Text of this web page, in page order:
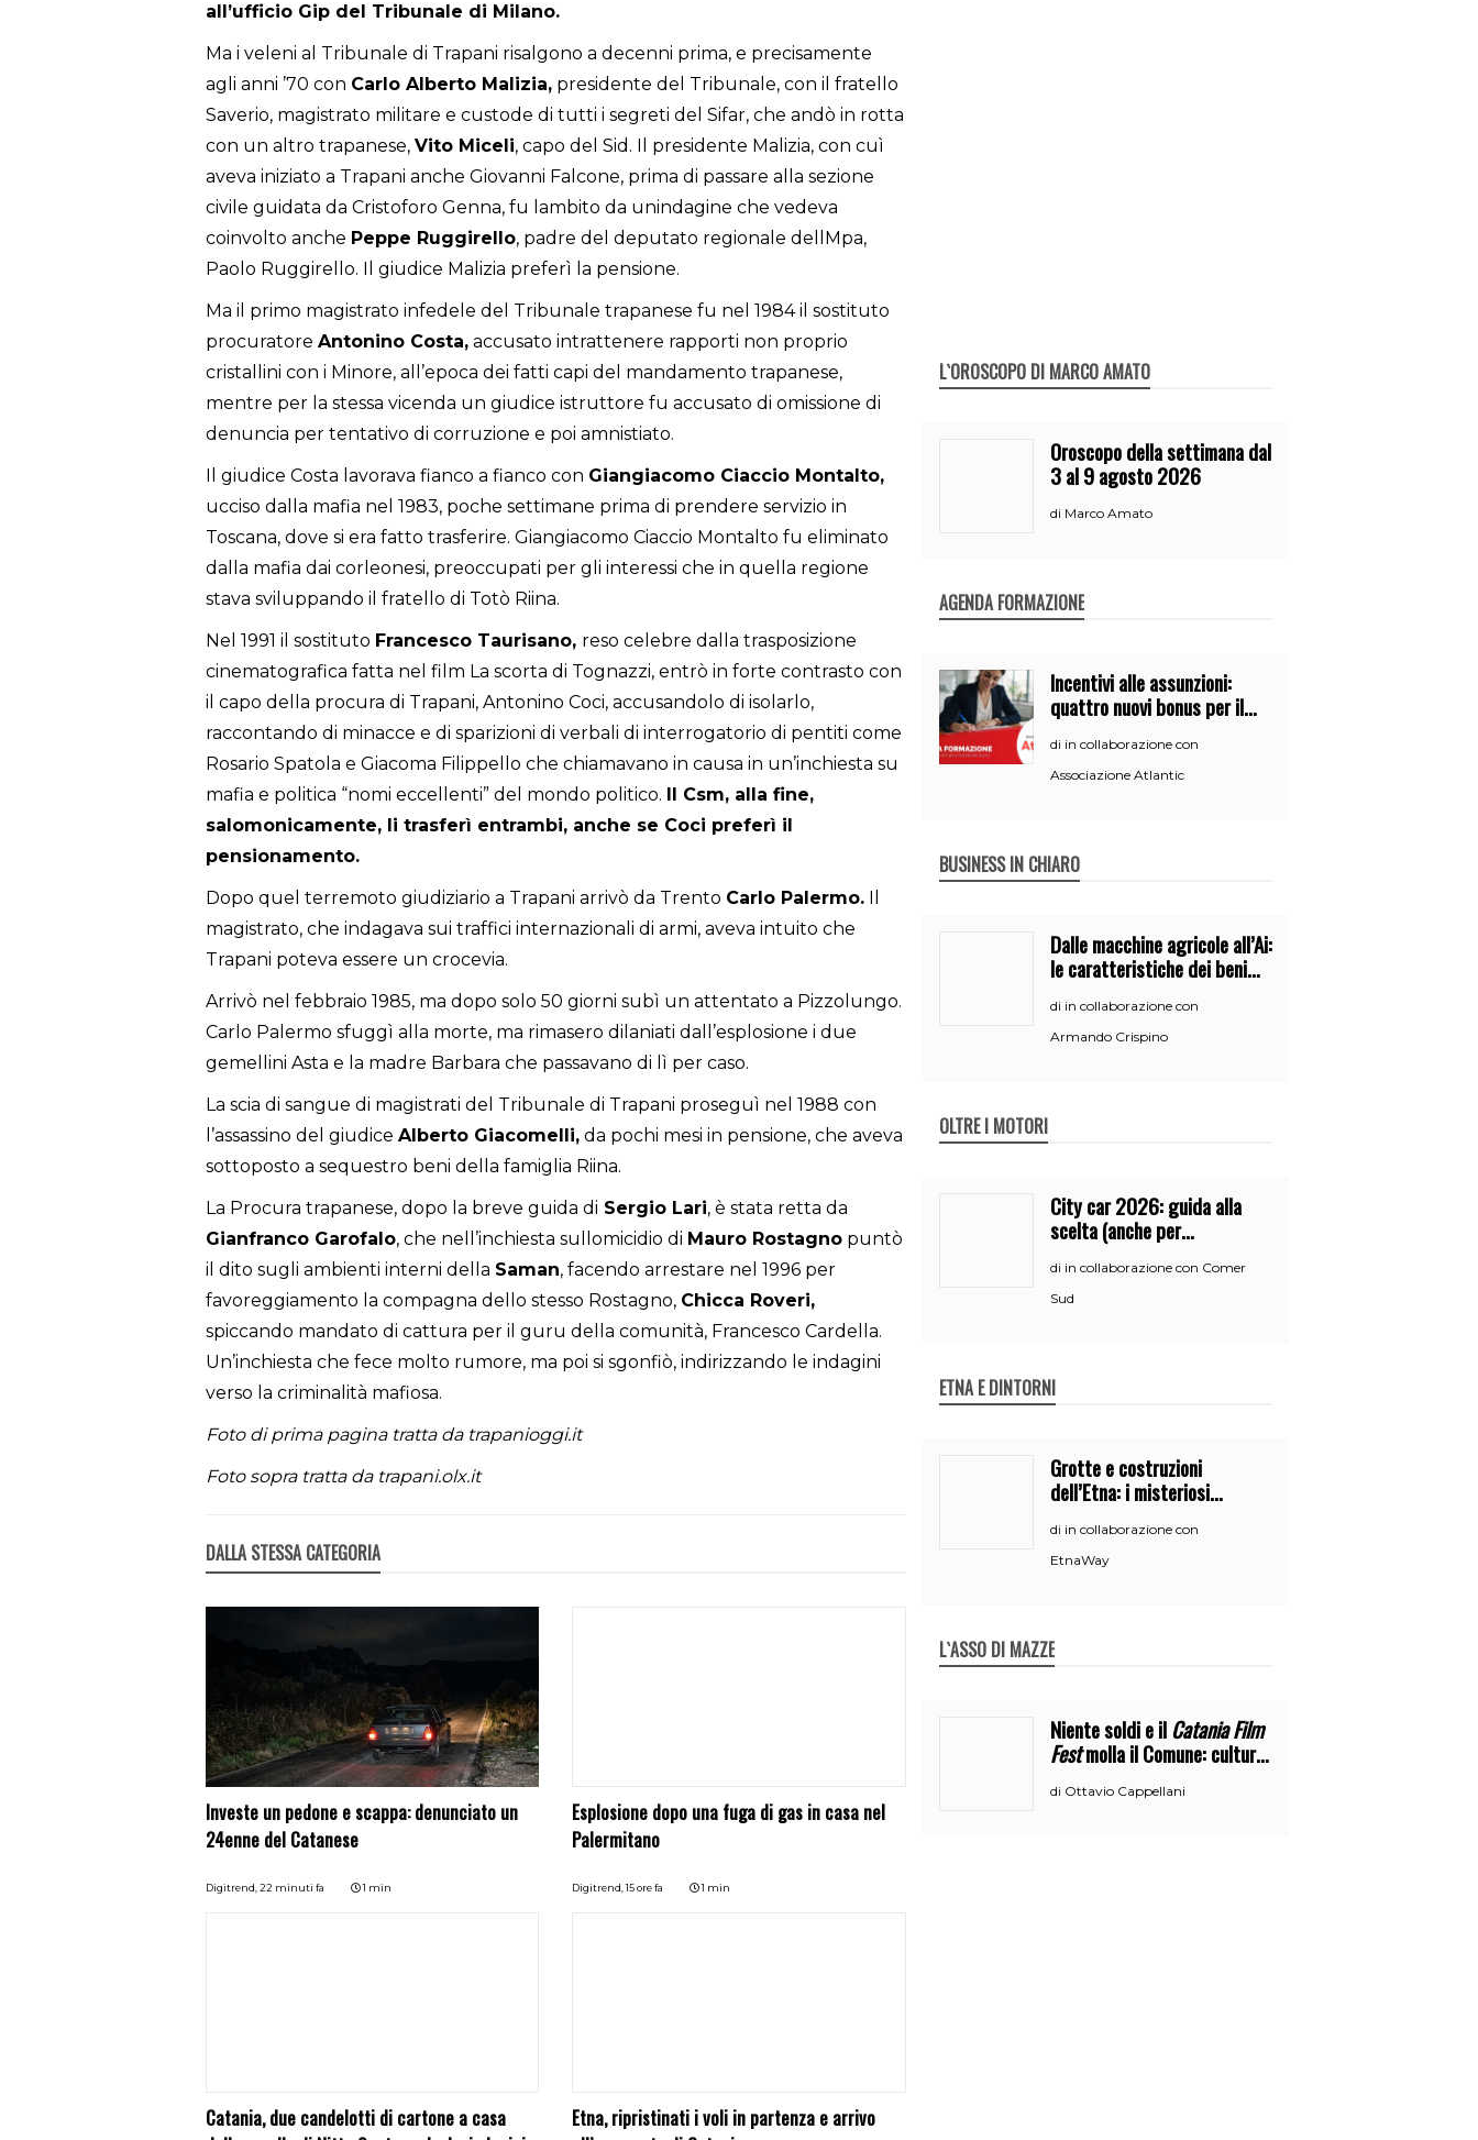
all’ufficio Gip del Tribunale di Milano.
Ma i veleni al Tribunale di Trapani risalgono a decenni prima, e precisamente
agli anni ’70 con Carlo Alberto Malizia, presidente del Tribunale, con il fratello
Saverio, magistrato militare e custode di tutti i segreti del Sifar, che andò in rotta
con un altro trapanese, Vito Miceli, capo del Sid. Il presidente Malizia, con cuì
aveva iniziato a Trapani anche Giovanni Falcone, prima di passare alla sezione
civile guidata da Cristoforo Genna, fu lambito da unindagine che vedeva
coinvolto anche Peppe Ruggirello, padre del deputato regionale dellMpa,
Paolo Ruggirello. Il giudice Malizia preferì la pensione.
Ma il primo magistrato infedele del Tribunale trapanese fu nel 1984 il sostituto
procuratore Antonino Costa, accusato intrattenere rapporti non proprio
cristallini con i Minore, all’epoca dei fatti capi del mandamento trapanese,
mentre per la stessa vicenda un giudice istruttore fu accusato di omissione di
denuncia per tentativo di corruzione e poi amnistiato.
Il giudice Costa lavorava fianco a fianco con Giangiacomo Ciaccio Montalto,
ucciso dalla mafia nel 1983, poche settimane prima di prendere servizio in
Toscana, dove si era fatto trasferire. Giangiacomo Ciaccio Montalto fu eliminato
dalla mafia dai corleonesi, preoccupati per gli interessi che in quella regione
stava sviluppando il fratello di Totò Riina.
Nel 1991 il sostituto Francesco Taurisano, reso celebre dalla trasposizione
cinematografica fatta nel film La scorta di Tognazzi, entrò in forte contrasto con
il capo della procura di Trapani, Antonino Coci, accusandolo di isolarlo,
raccontando di minacce e di sparizioni di verbali di interrogatorio di pentiti come
Rosario Spatola e Giacoma Filippello che chiamavano in causa in un’inchiesta su
mafia e politica “nomi eccellenti” del mondo politico. Il Csm, alla fine,
salomonicamente, li trasferì entrambi, anche se Coci preferì il
pensionamento.
Dopo quel terremoto giudiziario a Trapani arrivò da Trento Carlo Palermo. Il
magistrato, che indagava sui traffici internazionali di armi, aveva intuito che
Trapani poteva essere un crocevia.
Arrivò nel febbraio 1985, ma dopo solo 50 giorni subì un attentato a Pizzolungo.
Carlo Palermo sfuggì alla morte, ma rimasero dilaniati dall’esplosione i due
gemellini Asta e la madre Barbara che passavano di lì per caso.
La scia di sangue di magistrati del Tribunale di Trapani proseguì nel 1988 con
l’assassino del giudice Alberto Giacomelli, da pochi mesi in pensione, che aveva
sottoposto a sequestro beni della famiglia Riina.
La Procura trapanese, dopo la breve guida di Sergio Lari, è stata retta da
Gianfranco Garofalo, che nell’inchiesta sullomicidio di Mauro Rostagno puntò
il dito sugli ambienti interni della Saman, facendo arrestare nel 1996 per
favoreggiamento la compagna dello stesso Rostagno, Chicca Roveri,
spiccando mandato di cattura per il guru della comunità, Francesco Cardella.
Un’inchiesta che fece molto rumore, ma poi si sgonfiò, indirizzando le indagini
verso la criminalità mafiosa.
Foto di prima pagina tratta da trapanioggi.it
Foto sopra tratta da trapani.olx.it
DALLA STESSA CATEGORIA
Investe un pedone e scappa: denunciato un
24enne del Catanese
Digitrend, 22 minuti fa 1 min
Esplosione dopo una fuga di gas in casa nel
Palermitano
Digitrend,15 ore fa 1 min
Catania, due candelotti di cartone a casa
Etna, ripristinati i voli in partenza e arrivo
L`OROSCOPO DI MARCO AMATO
Oroscopo della settimana dal
3 al 9 agosto 2026
di Marco Amato
AGENDA FORMAZIONE
Incentivi alle assunzioni:
quattro nuovi bonus per il
di in collaborazione con
Associazione Atlantic
BUSINESS IN CHIARO
Dalle macchine agricole all’Ai:
le caratteristiche dei beni
all’iperammortamento
di in collaborazione con
Armando Crispino
OLTRE I MOTORI
City car 2026: guida alla
scelta (anche per
neopatentati)
di in collaborazione con Comer
Sud
ETNA E DINTORNI
Grotte e costruzioni
dell’Etna: i misteriosi
di in collaborazione con
EtnaWay
L`ASSO DI MAZZE
Niente soldi e ilCatania Film
Festmolla il Comune: cultura
di Ottavio Cappellani